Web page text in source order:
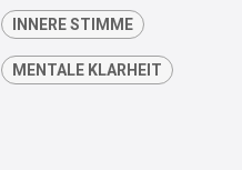
INNERE STIMME
MENTALE KLARHEIT